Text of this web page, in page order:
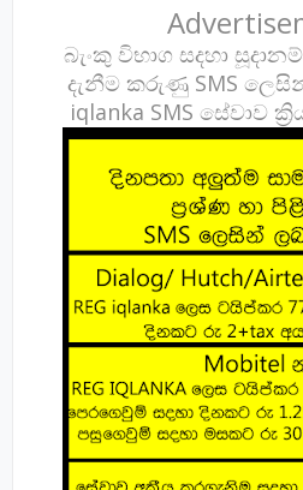
බැංකු විභාග සදහා
දැනීම කරුණු SMS
iqlanka SMS සේවාව